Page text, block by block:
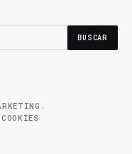
BUSCAR
COOKIES